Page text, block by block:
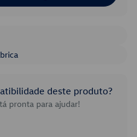
deste produto?
pronta para ajudar!